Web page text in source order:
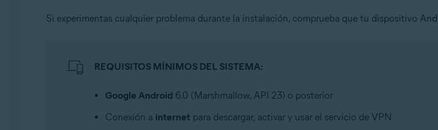
Si experimentas cualquier problema durante la instalación, comprueba que tu dispositivo
REQUISITOS MÍNIMOS DEL SISTEMA:
Google Android 6.0 (Marshmallow, API 23) o posterior
Conexión a internet para descargar, activar y usar el servicio de VPN